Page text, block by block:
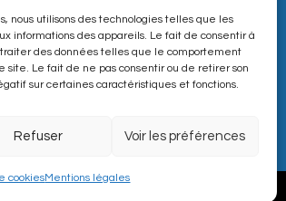
nous utilisons des technologies telles que les
informations des appareils. Le fait de consentir à
des données telles que le comportement
site. Le fait de ne pas consentir ou de retirer son
sur certaines caractéristiques et fonctions.
Refuser Voir les préférences
cookiesMentions légales
Sanitaire à Nay